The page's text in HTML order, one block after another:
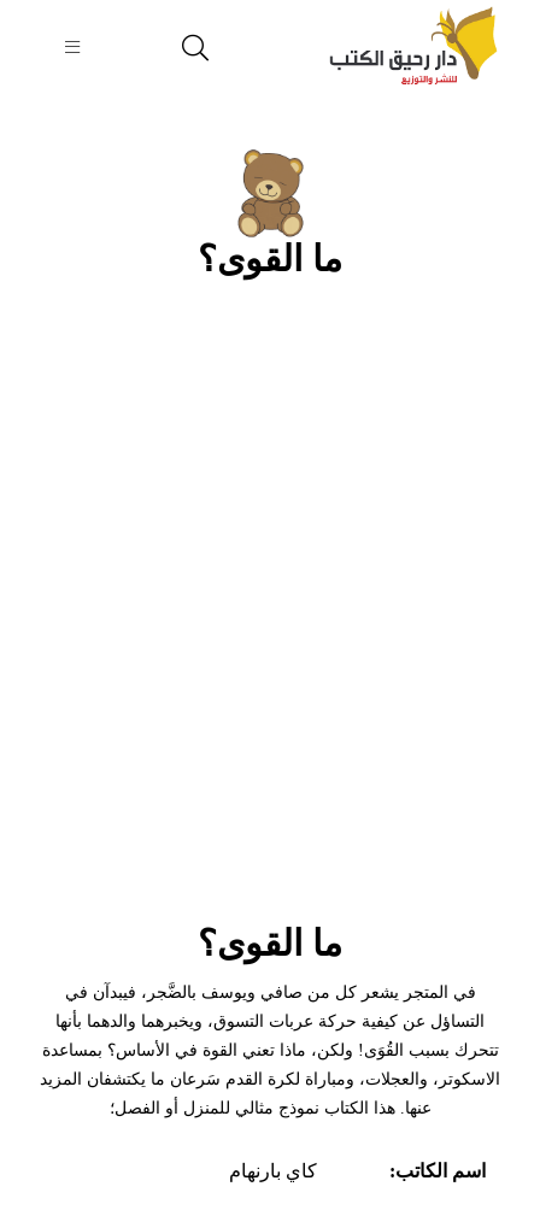
ما القوى؟
ما القوى؟
في المتجر يشعر كل من صافي ويوسف بالضَّجر، فيبدآن في
التساؤل عن كيفية حركة عربات التسوق، ويخبرهما والدهما بأنها
تتحرك بسبب القُوَى! ولكن، ماذا تعني القوة في الأساس؟ بمساعدة
الاسكوتر، والعجلات، ومباراة لكرة القدم سَرعان ما يكتشفان المزيد
عنها. هذا الكتاب نموذج مثالي للمنزل أو الفصل؛
اسم الكاتب: كاي بارنهام